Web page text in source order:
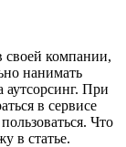
своей компании,
нанимать
аутсорсинг. При
в сервисе
Что
в статье.